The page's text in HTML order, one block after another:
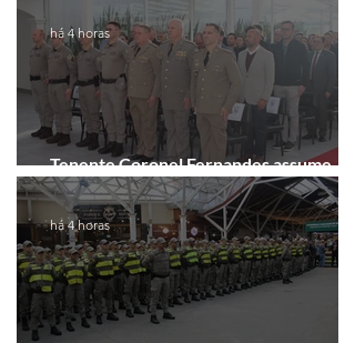
Tenente Coronel Fernandes assume
comando do 41º BPM em Gramado
há 4 horas
há 4 horas